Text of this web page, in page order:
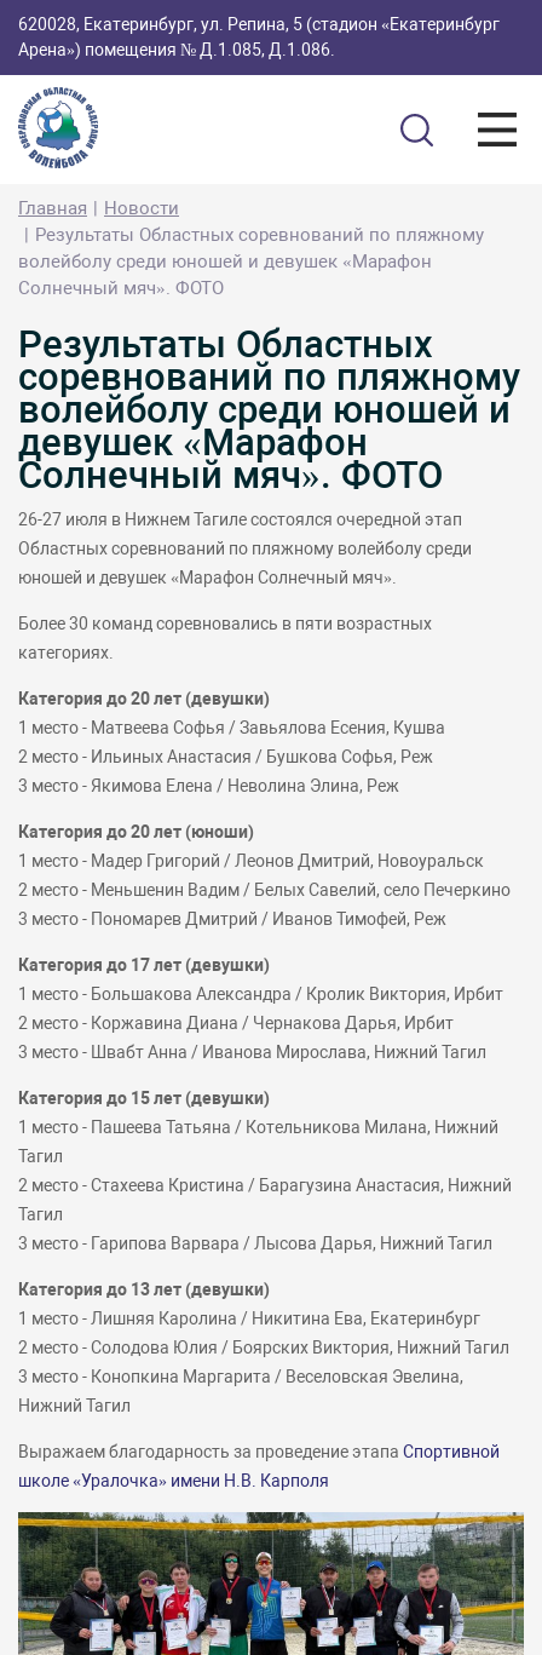
620028, Екатеринбург, ул. Репина, 5 (стадион «Екатеринбург
Арена») помещения № Д.1.085, Д.1.086.
Главная
Новости
Результаты Областных соревнований по пляжному
волейболу среди юношей и девушек «Марафон
Солнечный мяч». ФОТО
Результаты Областных
соревнований по пляжному
волейболу среди юношей и
девушек «Марафон
Солнечный мяч». ФОТО
26-27 июля в Нижнем Тагиле состоялся очередной этап
Областных соревнований по пляжному волейболу среди
юношей и девушек «Марафон Солнечный мяч».
Более 30 команд соревновались в пяти возрастных
категориях.
Категория до 20 лет (девушки)
1 место - Матвеева Софья / Завьялова Есения, Кушва
2 место - Ильиных Анастасия / Бушкова Софья, Реж
3 место - Якимова Елена / Неволина Элина, Реж
Категория до 20 лет (юноши)
1 место - Мадер Григорий / Леонов Дмитрий, Новоуральск
2 место - Меньшенин Вадим / Белых Савелий, село Печеркино
3 место - Пономарев Дмитрий / Иванов Тимофей, Реж
Категория до 17 лет (девушки)
1 место - Большакова Александра / Кролик Виктория, Ирбит
2 место - Коржавина Диана / Чернакова Дарья, Ирбит
3 место - Швабт Анна / Иванова Мирослава, Нижний Тагил
Категория до 15 лет (девушки)
1 место - Пашеева Татьяна / Котельникова Милана, Нижний
Тагил
2 место - Стахеева Кристина / Барагузина Анастасия, Нижний
Тагил
3 место - Гарипова Варвара / Лысова Дарья, Нижний Тагил
Категория до 13 лет (девушки)
1 место - Лишняя Каролина / Никитина Ева, Екатеринбург
2 место - Солодова Юлия / Боярских Виктория, Нижний Тагил
3 место - Конопкина Маргарита / Веселовская Эвелина,
Нижний Тагил
Выражаем благодарность за проведение этапа Спортивной
школе «Уралочка» имени Н.В. Карполя